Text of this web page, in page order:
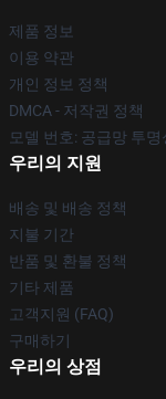
제품 정보
이용 약관
개인 정보 정책
DMCA - 저작권 정책
모델 번호: 공급망 투명
우리의 지원
배송 및 배송 정책
지불 기간
반품 및 환불 정책
기타 제품
고객지원 (FAQ)
구매하기
우리의 상점